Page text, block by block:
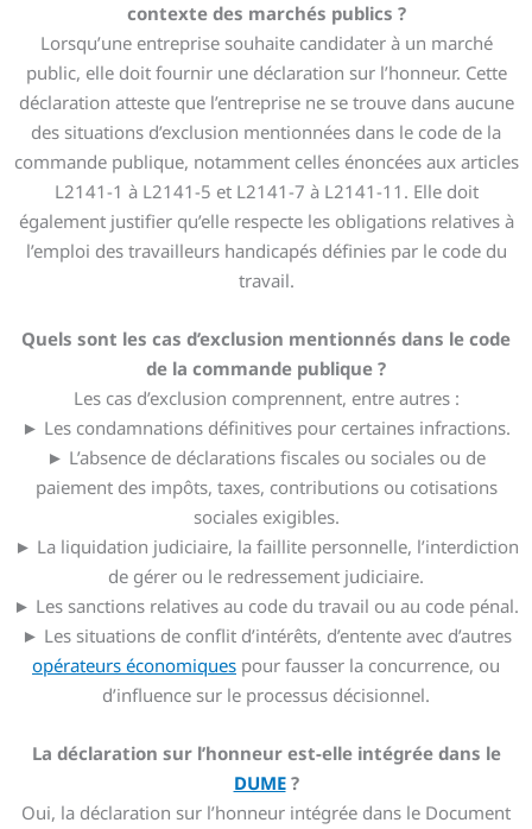
contexte des marchés publics ?
Lorsqu’une entreprise souhaite candidater à un marché
public, elle doit fournir une déclaration sur l’honneur. Cette
déclaration atteste que l’entreprise ne se trouve dans aucune
des situations d’exclusion mentionnées dans le code de la
commande publique, notamment celles énoncées aux articles
L2141-1 à L2141-5 et L2141-7 à L2141-11. Elle doit
également justifier qu’elle respecte les obligations relatives à
l’emploi des travailleurs handicapés définies par le code du
travail.
Quels sont les cas d’exclusion mentionnés dans le code
de la commande publique ?
Les cas d’exclusion comprennent, entre autres :
► Les condamnations définitives pour certaines infractions.
► L’absence de déclarations fiscales ou sociales ou de
paiement des impôts, taxes, contributions ou cotisations
sociales exigibles.
► La liquidation judiciaire, la faillite personnelle, l’interdiction
de gérer ou le redressement judiciaire.
► Les sanctions relatives au code du travail ou au code pénal.
► Les situations de conflit d’intérêts, d’entente avec d’autres
opérateurs économiques pour fausser la concurrence, ou
d’influence sur le processus décisionnel.
La déclaration sur l’honneur est-elle intégrée dans le
DUME?
Oui, la déclaration sur l’honneur intégrée dans le Document